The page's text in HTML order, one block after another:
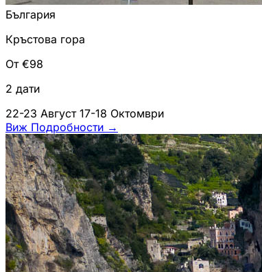
България
Кръстова гора
От €98
2 дати
22-23 Август 17-18 Октомври
Виж Подробности →